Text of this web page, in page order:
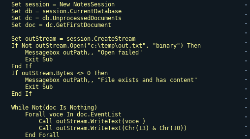
Set session = New NotesSession
Set db = session.CurrentDatabase
Set dc = db.UnprocessedDocuments
Set doc = dc.GetFirstDocument
Set outStream = session.CreateStream
If Not outStream.Open("c:\temp\out.txt", "binary") Then
Messagebox outPath,, "Open failed"
Exit Sub
End If
If outStream.Bytes <> 0 Then
Messagebox outPath,, "File exists and has content"
Exit Sub
End If
While Not(doc Is Nothing)
Forall voce In doc.EventList
Call outStream.WriteText(voce )
Call outStream.WriteText(Chr(13) & Chr(10))
End Forall